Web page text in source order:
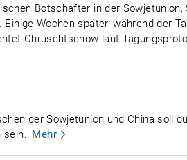
Botschafter in der
Wochen später, während der
Chruschtschow laut
der Sowjetunion und China soll
sein. Mehr